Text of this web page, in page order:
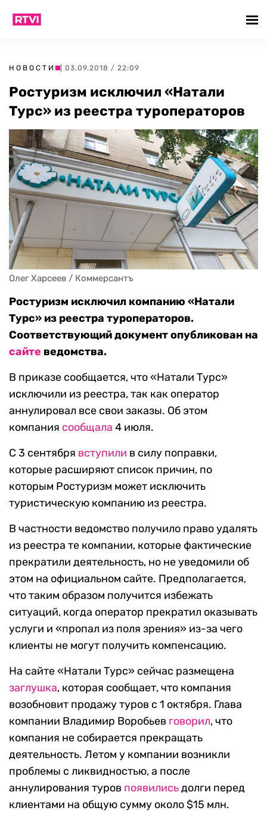
НОВОСТИ | 03.09.2018 / 22:09
Ростуризм исключил «Натали
Турс» из реестра туроператоров
Олег Харсеев / Коммерсантъ
Ростуризм исключил компанию «Натали
Турс» из реестра туроператоров.
Соответствующий документ опубликован на
сайте ведомства.
В приказе сообщается, что «Натали Турс»
исключили из реестра, так как оператор
аннулировал все свои заказы. Об этом
компания сообщала 4 июля.
С 3 сентября вступили в силу поправки,
которые расширяют список причин, по
которым Ростуризм может исключить
туристическую компанию из реестра.
В частности ведомство получило право удалять
из реестра те компании, которые фактические
прекратили деятельность, но не уведомили об
этом на официальном сайте. Предполагается,
что таким образом получится избежать
ситуаций, когда оператор прекратил оказывать
услуги и «пропал из поля зрения» из-за чего
клиенты не могут получить компенсацию.
На сайте «Натали Турс» сейчас размещена
заглушка, которая сообщает, что компания
возобновит продажу туров с 1 октября. Глава
компании Владимир Воробьев говорил, что
компания не собирается прекращать
деятельность. Летом у компании возникли
проблемы с ликвидностью, а после
аннулирования туров появилисьдолги перед
клиентами на общую сумму около $15 млн.